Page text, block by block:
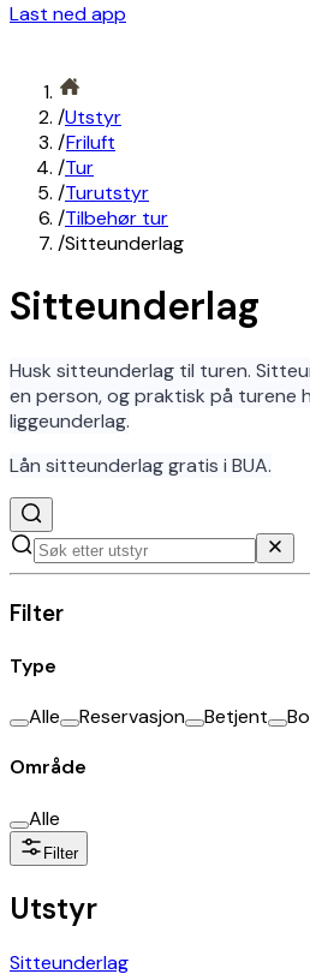
Last ned app
/Utstyr
/Friluft
/Tur
/Turutstyr
/Tilbehør tur
/Sitteunderlag
Sitteunderlag
Husk sitteunderlag til turen.
en person, og praktisk på turene
liggeunderlag.
Lån sitteunderlag gratis i BUA.
Filter
Type
Alle Reservasjon Betjent
Område
Alle
Filter
Utstyr
Sitteunderlag